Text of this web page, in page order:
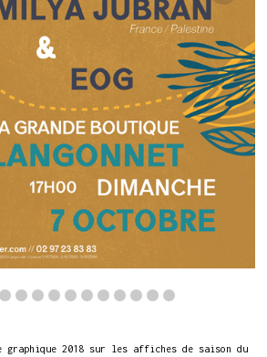
graphique 2018 sur les affiches de saison du